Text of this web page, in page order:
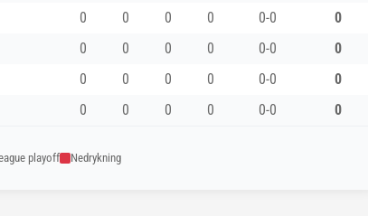
0 0 0 0 0-0
0
0 0 0 0 0-0
0
0 0 0 0 0-0
0
0 0 0 0 0-0 0
playoff Nedrykning